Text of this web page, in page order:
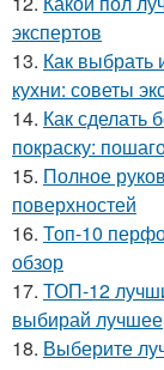
экспертов
13. Как
кухни: советы
14. Как сделать
покраску:
15. Полное
поверхностей
16. Топ-10
обзор
17. ТОП-12
выбирай лучшее
18. Выберите